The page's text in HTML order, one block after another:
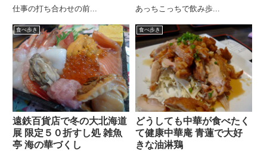
仕事の打ち合わせの前... あっちこっちで飲み歩...
食べ歩き
遠鉄百貨店で冬の大北海道
展 限定５０折すし処 雑魚
亭 海の華づくし
食べ歩き
どうしても中華が食べたく
て健康中華庵 青蓮で大好
きな油淋鶏